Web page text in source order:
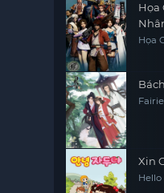
Họa
Họa
Xin
Hello